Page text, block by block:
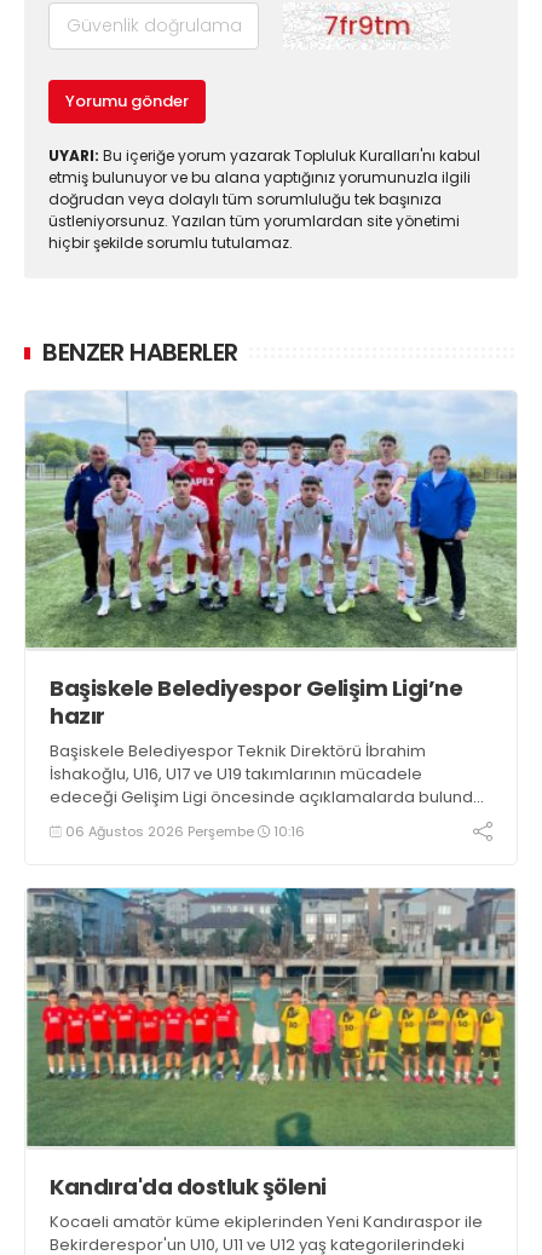
Yorumu gönder
UYARI: Bu içeriğe yorum yazarak Topluluk Kuralları'nı kabul
etmiş bulunuyor ve bu alana yaptığınız yorumunuzla ilgili
doğrudan veya dolaylı tüm sorumluluğu tek başınıza
üstleniyorsunuz. Yazılan tüm yorumlardan site yönetimi
hiçbir şekilde sorumlu tutulamaz.
BENZER HABERLER
Başiskele Belediyespor Gelişim Ligi’ne
hazır
Başiskele Belediyespor Teknik Direktörü İbrahim
İshakoğlu, U16, U17 ve U19 takımlarının mücadele
edeceği Gelişim Ligi öncesinde açıklamalarda bulundu.
Genç oyuncuların gelişimine dikkat çeken İshakoğlu,
hedeflerinin sadece sonuç almak değil, Türk futboluna
06 Ağustos 2026 Perşembe 10:16
Kandıra'da dostluk şöleni
Kocaeli amatör küme ekiplerinden Yeni Kandıraspor ile
Bekirderespor'un U10, U11 ve U12 yaş kategorilerindeki